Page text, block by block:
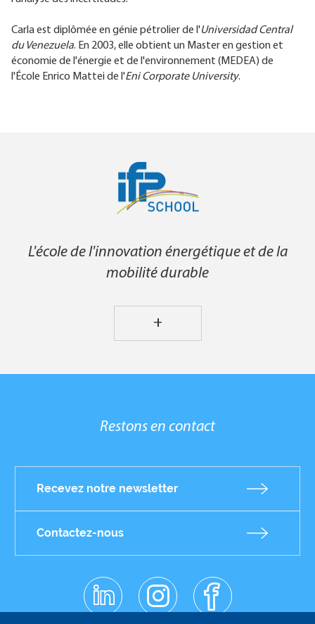
Carla est diplômée en génie pétrolier de l'Universidad Central
du Venezuela. En 2003, elle obtient un Master en gestion et
économie de l'énergie et de l'environnement (MEDEA) de
l'École Enrico Mattei de l'Eni Corporate University.
L'école de l'innovation énergétique et de la
mobilité durable
+
Restons en contact
Recevez notre newsletter
Contactez-nous
linkedin
instagr
am
facebo
ok